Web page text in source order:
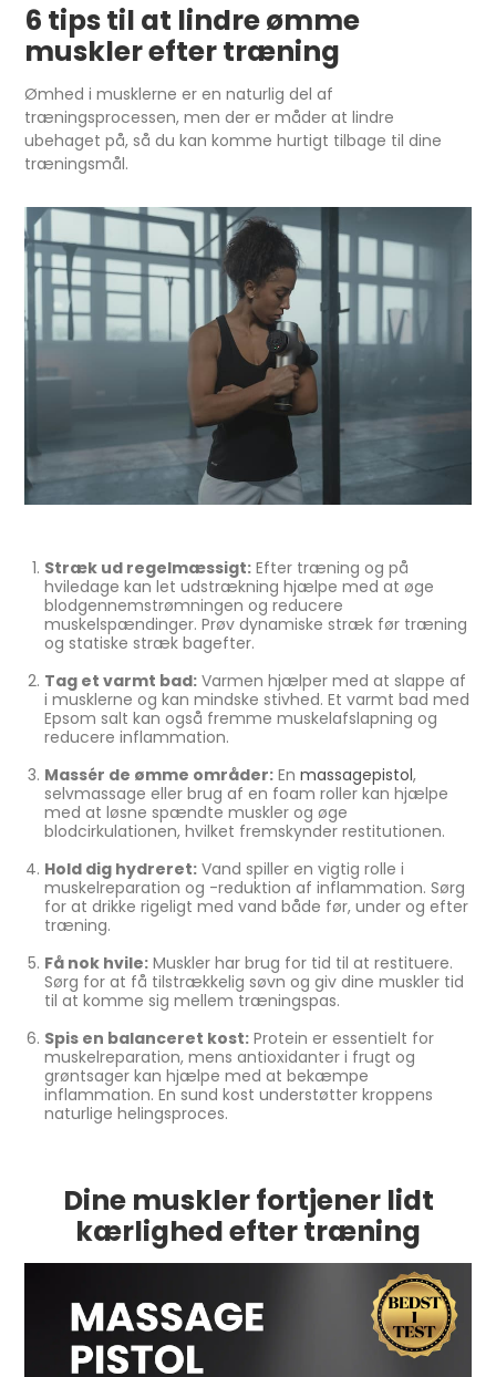
6 tips til at lindre ømme
muskler efter træning
Ømhed i musklerne er en naturlig del af
træningsprocessen, men der er måder at lindre
ubehaget på, så du kan komme hurtigt tilbage til dine
træningsmål.
Stræk ud regelmæssigt:Efter træning og på
hviledage kan let udstrækning hjælpe med at øge
blodgennemstrømningen og reducere
muskelspændinger. Prøv dynamiske stræk før træning
og statiske stræk bagefter.
Tag et varmt bad:Varmen hjælper med at slappe af
i musklerne og kan mindske stivhed. Et varmt bad med
Epsom salt kan også fremme muskelafslapning og
reducere inflammation.
Massér de ømme områder:En massagepistol,
selvmassage eller brug af en foam roller kan hjælpe
med at løsne spændte muskler og øge
blodcirkulationen, hvilket fremskynder restitutionen.
Hold dig hydreret:Vand spiller en vigtig rolle i
muskelreparation og -reduktion af inflammation. Sørg
for at drikke rigeligt med vand både før, under og efter
træning.
Få nok hvile:Muskler har brug for tid til at restituere.
Sørg for at få tilstrækkelig søvn og giv dine muskler tid
til at komme sig mellem træningspas.
Spis en balanceret kost:Protein er essentielt for
muskelreparation, mens antioxidanter i frugt og
grøntsager kan hjælpe med at bekæmpe
inflammation. En sund kost understøtter kroppens
naturlige helingsproces.
Dine muskler fortjener lidt
kærlighed efter træning